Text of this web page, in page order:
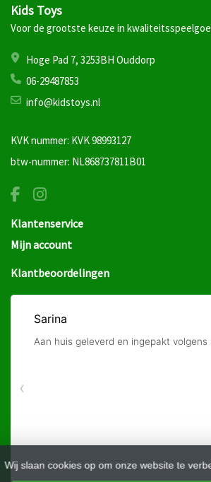
Wij slaan cookies op om onze website te
Kids Toys
Voor de grootste keuze in
Hoge Pad 7, 3253BH Ouddorp
06-29487853
info@kidstoys.nl
KVK nummer: KVK 98993127
btw-nummer: NL868737811B01
Klantenservice
Mijn account
Klantbeoordelingen